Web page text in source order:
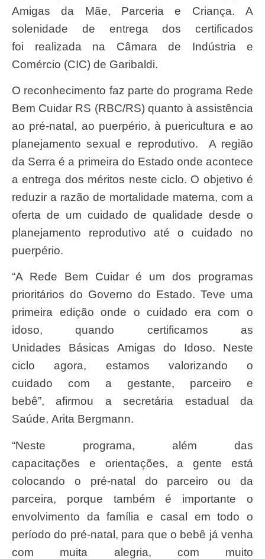
Amigas da Mãe, Parceria e Criança. A
solenidade de entrega dos certificados
foi realizada na Câmara de Indústria e
Comércio (CIC) de Garibaldi.
O reconhecimento faz parte do programa Rede
Bem Cuidar RS (RBC/RS) quanto à assistência
ao pré-natal, ao puerpério, à puericultura e ao
planejamento sexual e reprodutivo. A região
da Serra é a primeira do Estado onde acontece
a entrega dos méritos neste ciclo. O objetivo é
reduzir a razão de mortalidade materna, com a
oferta de um cuidado de qualidade desde o
planejamento reprodutivo até o cuidado no
puerpério.
“A Rede Bem Cuidar é um dos programas
prioritários do Governo do Estado. Teve uma
primeira edição onde o cuidado era com o
idoso, quando certificamos as
Unidades Básicas Amigas do Idoso. Neste
ciclo agora, estamos valorizando o
cuidado com a gestante, parceiro e
bebê”, afirmou a secretária estadual da
Saúde, Arita Bergmann.
“Neste programa, além das
capacitações e orientações, a gente está
colocando o pré-natal do parceiro ou da
parceira, porque também é importante o
envolvimento da família e casal em todo o
período do pré-natal, para que o bebê já venha
com muita alegria, com muito